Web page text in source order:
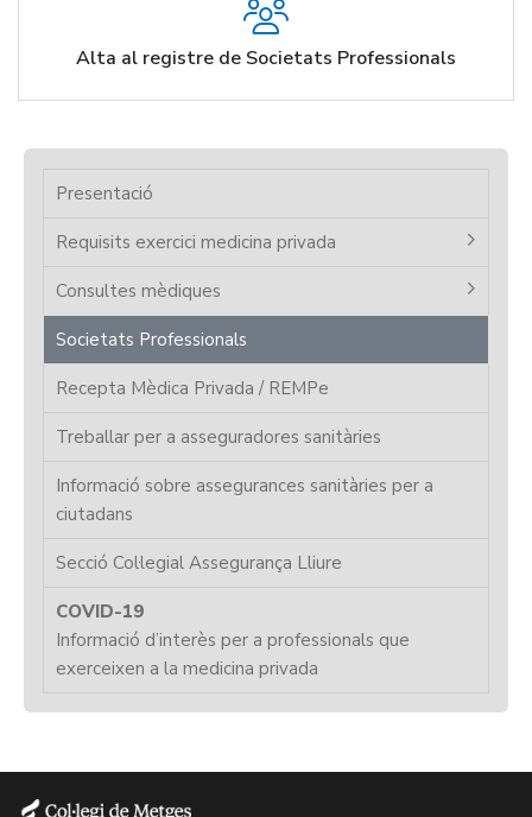
Alta al registre de Societats Professionals
Presentació
Requisits exercici medicina privada
Consultes mèdiques
Societats Professionals
Recepta Mèdica Privada / REMPe
Treballar per a asseguradores sanitàries
Informació sobre assegurances sanitàries per a
ciutadans
Secció Col·legial Assegurança Lliure
COVID-19
Informació d’interès per a professionals que
exerceixen a la medicina privada